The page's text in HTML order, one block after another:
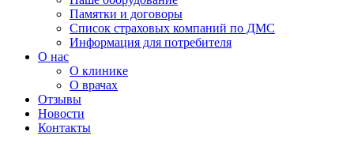
Памятки и договоры
Список страховых компаний по ДМС
Информация для потребителя
О нас
О клинике
О врачах
Отзывы
Новости
Контакты